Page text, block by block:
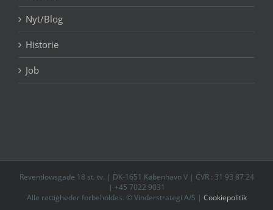
Nyt/Blog
Historie
Job
Reventlowsgade 18 st. tv. | DK-1651 København V | CVR.: 31 93 87 24
| +45 7022 9031
Alle rettigheder forbeholdes. © Vinderstrategi A/S | Cookiepolitik